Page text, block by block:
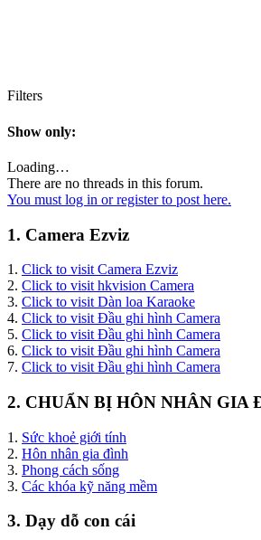
Filters
Show only:
Loading…
There are no threads in this forum.
You must log in or register to post here.
1. Camera Ezviz
1. Click to visit Camera Ezviz
2. Click to visit hkvision Camera
3. Click to visit Dàn loa Karaoke
4. Click to visit Đầu ghi hình Camera
5. Click to visit Đầu ghi hình Camera
6. Click to visit Đầu ghi hình Camera
7. Click to visit Đầu ghi hình Camera
2. CHUẨN BỊ HÔN NHÂN GIA
1. Sức khoẻ giới tính
2. Hôn nhân gia đình
3. Phong cách sống
3. Các khóa kỹ năng mềm
3. Dạy dỗ con cái